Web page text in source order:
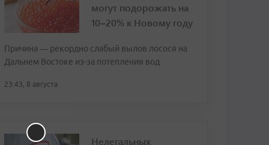
могут подорожать на
10–20% к Новому году
Причина — рекордно слабый вылов лосося на
Дальнем Востоке из-за потепления вод
23:43, 8 августа
Нелегальных